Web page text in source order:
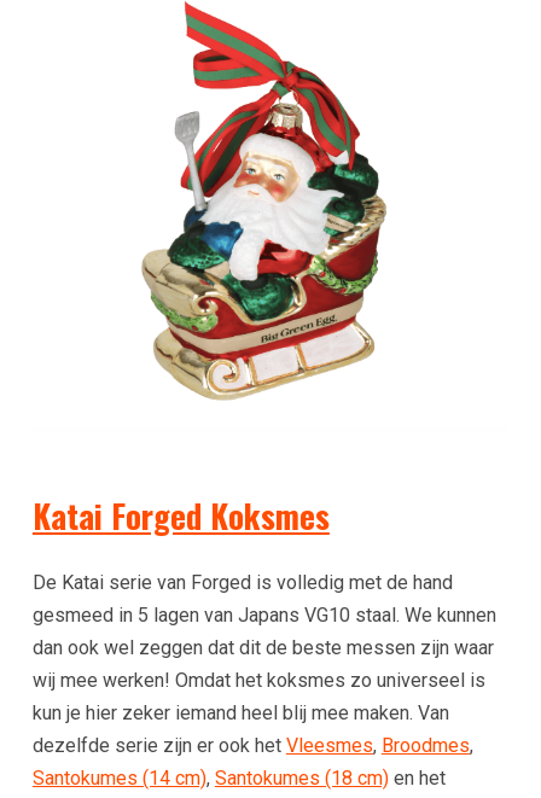
Katai Forged Koksmes
De Katai serie van Forged is volledig met de hand
gesmeed in 5 lagen van Japans VG10 staal. We kunnen
dan ook wel zeggen dat dit de beste messen zijn waar
wij mee werken! Omdat het koksmes zo universeel is
kun je hier zeker iemand heel blij mee maken. Van
dezelfde serie zijn er ook het Vleesmes, Broodmes,
Santokumes (14 cm), Santokumes (18 cm)en het